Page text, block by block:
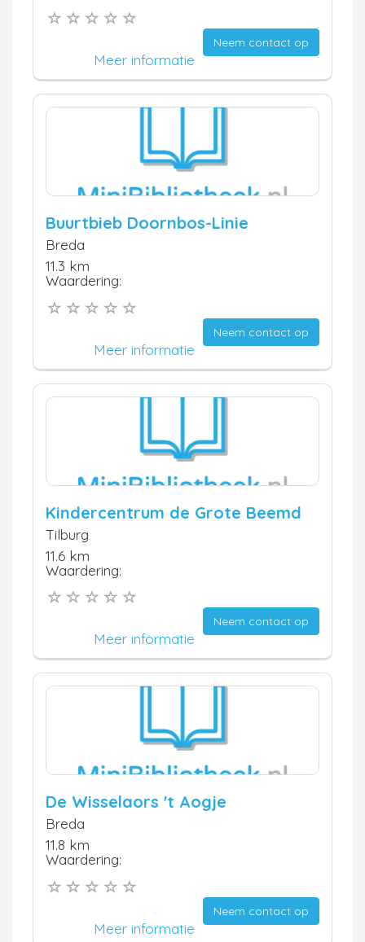
Neem contact op
Meer informatie
Buurtbieb Doornbos-Linie
Breda
11.3 km
Waardering:
Neem contact op
Meer informatie
Kindercentrum de Grote Beemd
Tilburg
11.6 km
Waardering:
Neem contact op
Meer informatie
De Wisselaors 't Aogje
Breda
11.8 km
Waardering:
Neem contact op
Meer informatie